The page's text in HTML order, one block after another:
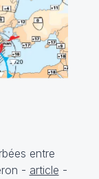
entre
- article -